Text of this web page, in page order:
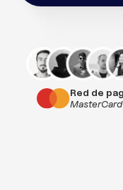
Red de
MasterCard